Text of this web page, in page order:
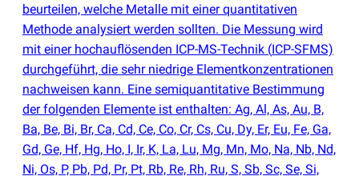
beurteilen, welche Metalle mit einer quantitativen
Methode analysiert werden sollten. Die Messung wird
mit einer hochauflösenden ICP-MS-Technik (ICP-SFMS)
durchgeführt, die sehr niedrige Elementkonzentrationen
nachweisen kann. Eine semiquantitative Bestimmung
der folgenden Elemente ist enthalten: Ag, Al, As, Au, B,
Ba, Be, Bi, Br, Ca, Cd, Ce, Co, Cr, Cs, Cu, Dy, Er, Eu, Fe, Ga,
Gd, Ge, Hf, Hg, Ho, I, Ir, K, La, Lu, Mg, Mn, Mo, Na, Nb, Nd,
Ni, Os, P, Pb, Pd, Pr, Pt, Rb, Re, Rh, Ru, S, Sb, Sc, Se, Si,